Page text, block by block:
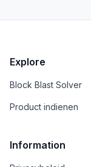
Explore
Block Blast Solver
Product indienen
Information